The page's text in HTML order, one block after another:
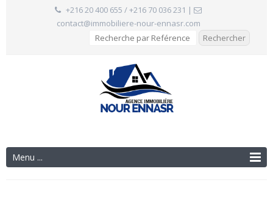
+216 20 400 655 / +216 70 036 231 |
contact@immobiliere-nour-ennasr.com
Menu ...